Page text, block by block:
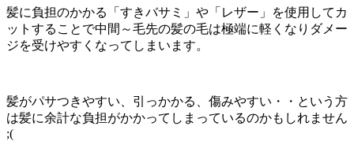
髪に負担のかかる「すきバサミ」や「レザー」を使用してカ
ットすることで中間～毛先の髪の毛は極端に軽くなりダメー
ジを受けやすくなってしまいます。
髪がパサつきやすい、引っかかる、傷みやすい・・という方
は髪に余計な負担がかかってしまっているのかもしれません
;(